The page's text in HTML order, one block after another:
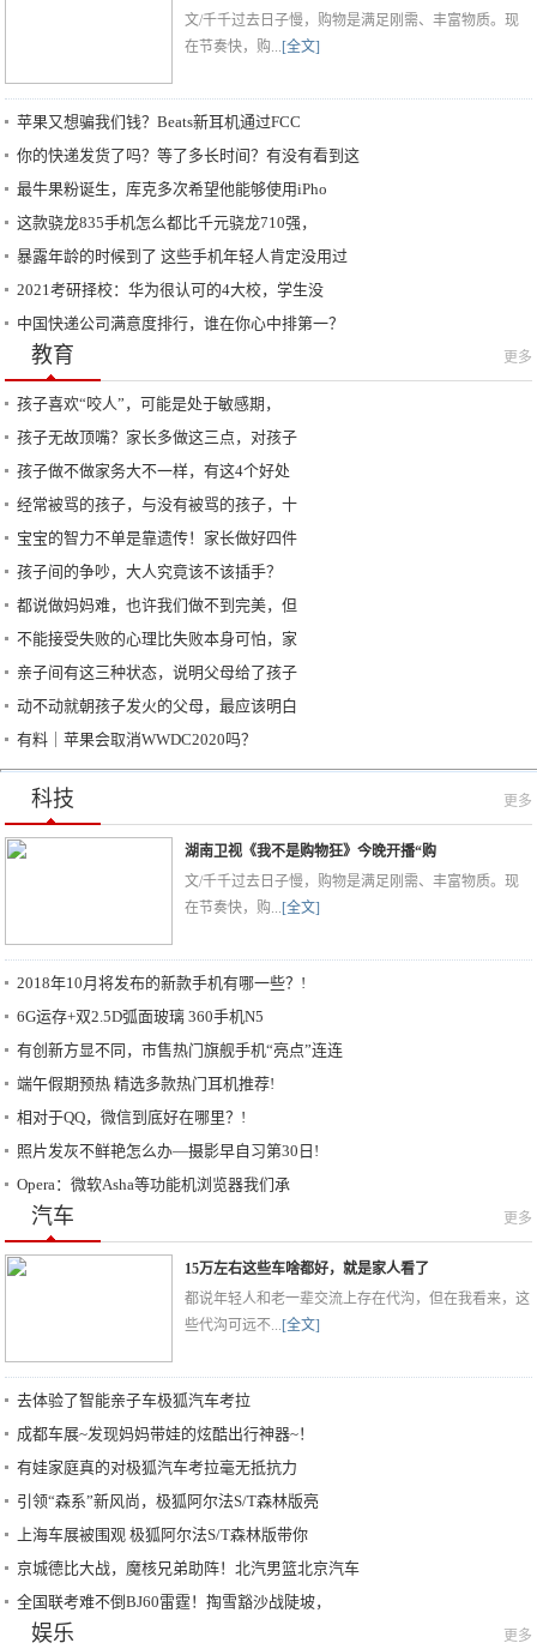
文/千千过去日子慢，购物是满足刚需、丰富物质。现
在节奏快，购... [全文]
苹果又想骗我们钱？Beats新耳机通过FCC
你的快递发货了吗？等了多长时间？有没有看到这
最牛果粉诞生，库克多次希望他能够使用iPho
这款骁龙835手机怎么都比千元骁龙710强，
暴露年龄的时候到了 这些手机年轻人肯定没用过
2021考研择校：华为很认可的4大校，学生没
中国快递公司满意度排行，谁在你心中排第一？
教育 更多
孩子喜欢“咬人”，可能是处于敏感期，
孩子无故顶嘴？家长多做这三点，对孩子
孩子做不做家务大不一样，有这4个好处
经常被骂的孩子，与没有被骂的孩子，十
宝宝的智力不单是靠遗传！家长做好四件
孩子间的争吵，大人究竟该不该插手？
都说做妈妈难，也许我们做不到完美，但
不能接受失败的心理比失败本身可怕，家
亲子间有这三种状态，说明父母给了孩子
动不动就朝孩子发火的父母，最应该明白
有料｜苹果会取消WWDC2020吗？
科技 更多
湖南卫视《我不是购物狂》今晚开播“购
文/千千过去日子慢，购物是满足刚需、丰富物质。现
在节奏快，购... [全文]
2018年10月将发布的新款手机有哪一些？!
6G运存+双2.5D弧面玻璃 360手机N5
有创新方显不同，市售热门旗舰手机“亮点”连连
端午假期预热 精选多款热门耳机推荐!
相对于QQ，微信到底好在哪里？!
照片发灰不鲜艳怎么办—摄影早自习第30日!
Opera：微软Asha等功能机浏览器我们承
汽车 更多
15万左右这些车啥都好，就是家人看了
都说年轻人和老一辈交流上存在代沟，但在我看来，这
些代沟可远不... [全文]
去体验了智能亲子车极狐汽车考拉
成都车展~发现妈妈带娃的炫酷出行神器~！
有娃家庭真的对极狐汽车考拉毫无抵抗力
引领“森系”新风尚，极狐阿尔法S/T森林版亮
上海车展被围观 极狐阿尔法S/T森林版带你
京城德比大战，魔核兄弟助阵！北汽男篮北京汽车
全国联考难不倒BJ60雷霆！掏雪豁沙战陡坡，
娱乐 更多